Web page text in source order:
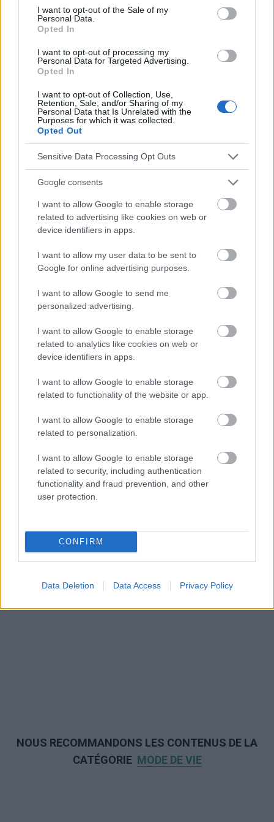
consent section.
I want to opt-out of the Sale of my
Personal Data.
Opted In
I want to opt-out of processing my
Personal Data for Targeted Advertising.
Opted In
I want to opt-out of Collection, Use,
Retention, Sale, and/or Sharing of my
Personal Data that Is Unrelated with the
Purposes for which it was collected.
Opted Out
Sensitive Data Processing Opt Outs
Google consents
I want to allow Google to enable storage
related to advertising like cookies on web or
device identifiers in apps.
I want to allow my user data to be sent to
Google for online advertising purposes.
I want to allow Google to send me
personalized advertising.
I want to allow Google to enable storage
related to analytics like cookies on web or
device identifiers in apps.
I want to allow Google to enable storage
related to functionality of the website or app.
I want to allow Google to enable storage
related to personalization.
I want to allow Google to enable storage
related to security, including authentication
functionality and fraud prevention, and other
user protection.
CONFIRM
Data Deletion Data Access Privacy Policy
Des méthodes saines
Les effets de l'anxiété Longévité Pleine conscience
Résilience psychologique Santé mentale
Soutien social Techniques de relaxation
Voir aussi en english deutsch español polskim
Le contenu et les documents de ce site Web sont éducatifs et
informatifs. L'éditeur et les éditeurs du site ne sont pas
responsables des effets de leur utilisation. Avant d'utiliser les
absolument consulter votre médecin.
NOUS RECOMMANDONS LES CONTENUS DE LA
CATÉGORIE MODE DE VIE